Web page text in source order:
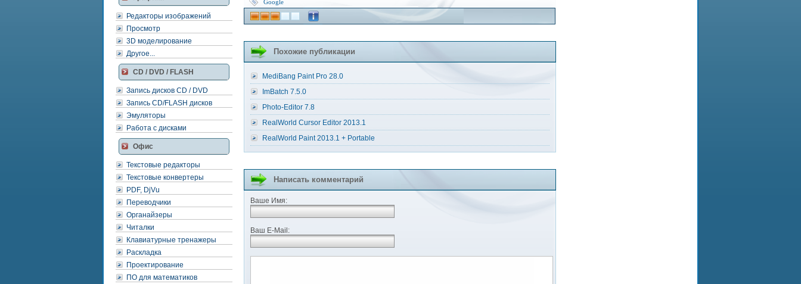
Редакторы изображений
Просмотр
3D моделирование
Другое...
CD / DVD / FLASH
Запись дисков CD / DVD
Запись CD/FLASH дисков
Эмуляторы
Работа с дисками
Офис
Текстовые редакторы
Текстовые конвертеры
PDF, DjVu
Переводчики
Органайзеры
Читалки
Клавиатурные тренажеры
Раскладка
Проектирование
ПО для математиков
Google
Похожие публикации
MediBang Paint Pro 28.0
ImBatch 7.5.0
Photo-Editor 7.8
RealWorld Cursor Editor 2013.1
RealWorld Paint 2013.1 + Portable
Написать комментарий
Ваше Имя:
Ваш E-Mail: